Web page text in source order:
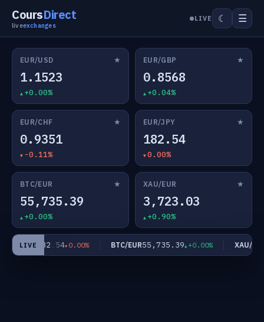
CoursDirect
liveexchanges
LIVE ☾ ☰
EUR/USD ★
1.1523
+0.00%
EUR/GBP ★
0.8568
+0.04%
EUR/CHF ★
0.9351
-0.11%
EUR/JPY ★
182.54
0.00%
BTC/EUR ★
55,735.39
+0.00%
XAU/EUR ★
3,723.03
+0.90%
LIVE
EUR/JPY182.54 0.00% BTC/EUR55,735.39 +0.00% XAU/EUR